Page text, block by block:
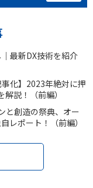
最新DX技術を紹介
事化】2023年絶対に押
説！（前編）
と創造の祭典、オー
レポート！（前編）